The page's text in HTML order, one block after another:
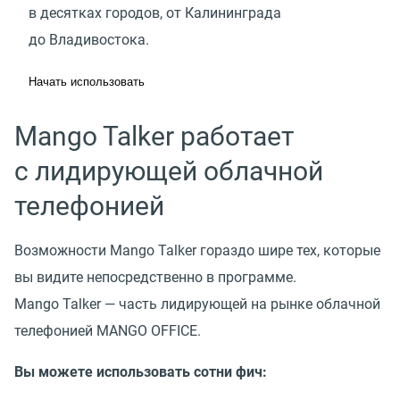
в десятках городов, от Калининграда
до Владивостока.
Начать использовать
Mango Talker работает
с лидирующей облачной
телефонией
Возможности Mango Talker гораздо шире тех, которые
вы видите непосредственно в программе.
Mango Talker — часть лидирующей на рынке облачной
телефонией MANGO OFFICE.
Вы можете использовать сотни фич: